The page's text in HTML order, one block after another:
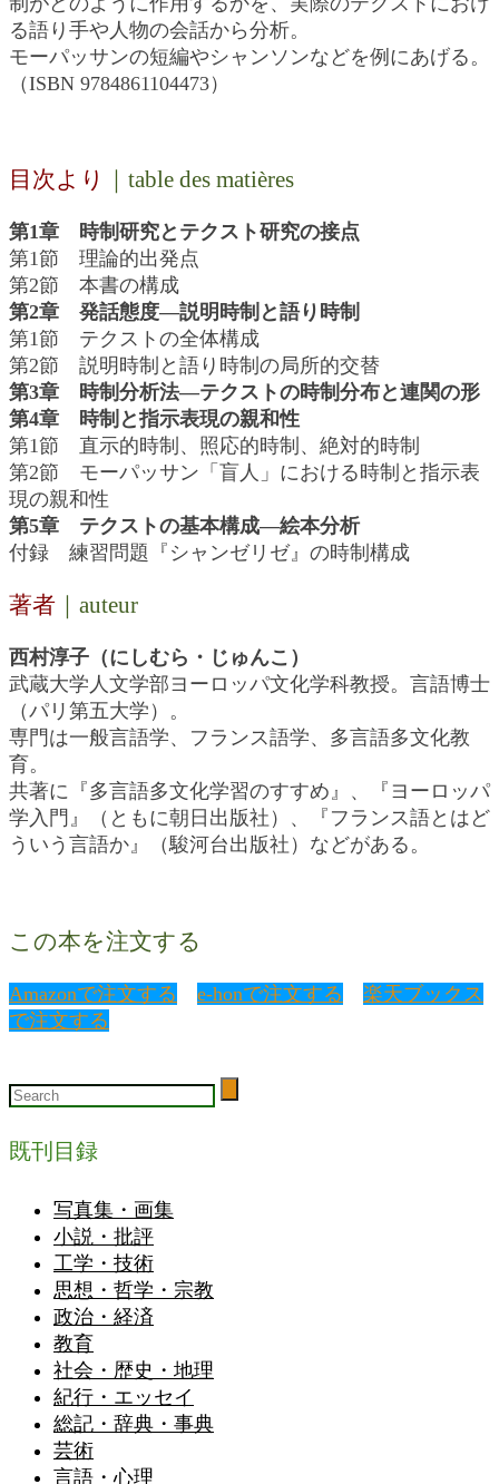
る語り手や人物の会話から分析。
モーパッサンの短編やシャンソンなどを例にあげる。
（ISBN 9784861104473）
目次より ｜table des matières
第1章 時制研究とテクスト研究の接点
第1節 理論的出発点
第2節 本書の構成
第2章 発話態度―説明時制と語り時制
第1節 テクストの全体構成
第2節 説明時制と語り時制の局所的交替
第3章 時制分析法―テクストの時制分布と連関の形
第4章 時制と指示表現の親和性
第1節 直示的時制、照応的時制、絶対的時制
第2節 モーパッサン「盲人」における時制と指示表
現の親和性
第5章 テクストの基本構成―絵本分析
付録 練習問題『シャンゼリゼ』の時制構成
著者 ｜auteur
西村淳子（にしむら・じゅんこ）
武蔵大学人文学部ヨーロッパ文化学科教授。言語博士
（パリ第五大学）。
専門は一般言語学、フランス語学、多言語多文化教
育。
共著に『多言語多文化学習のすすめ』、『ヨーロッパ
学入門』（ともに朝日出版社）、『フランス語とはど
ういう言語か』（駿河台出版社）などがある。
この本を注文する
Amazonで注文する e-honで注文する
楽天ブックス
で注文する
既刊目録
写真集・画集
小説・批評
工学・技術
思想・哲学・宗教
政治・経済
教育
社会・歴史・地理
紀行・エッセイ
総記・辞典・事典
芸術
言語・心理